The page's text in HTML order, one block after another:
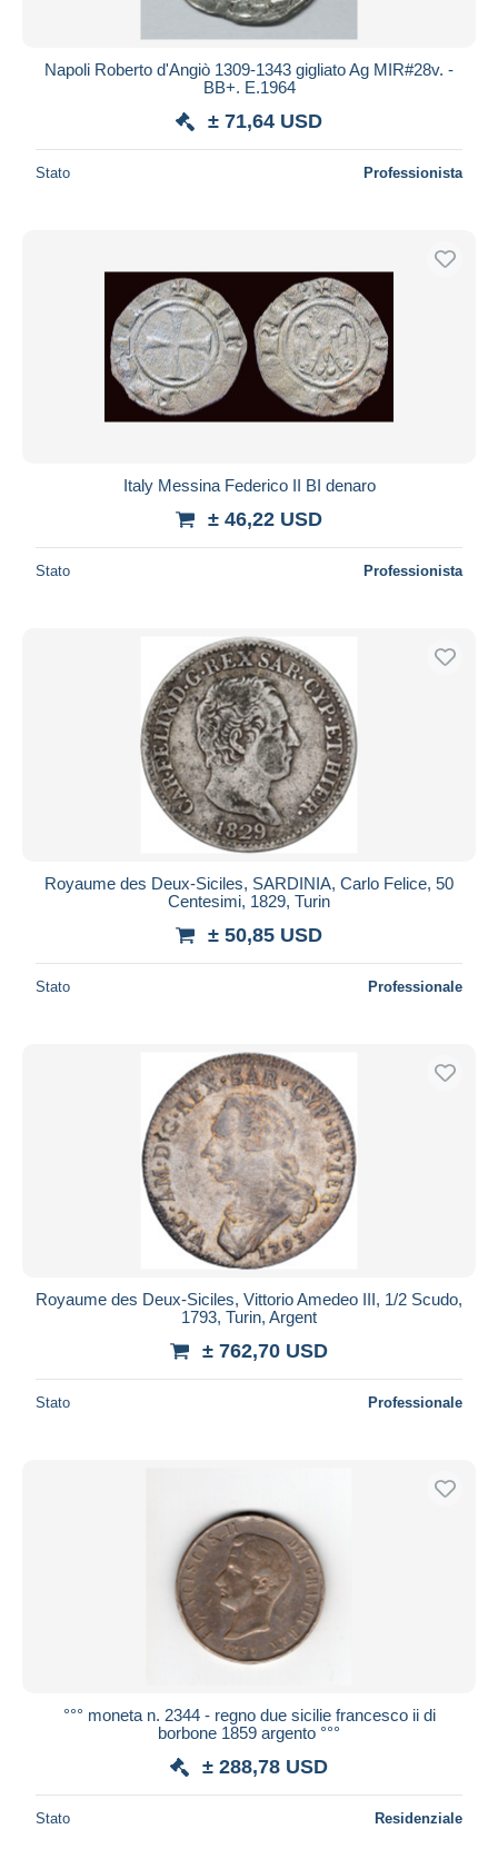
Napoli Roberto d'Angiò 1309-1343 gigliato Ag MIR#28v. -
BB+. E.1964
± 71,64 USD
Stato Professionista
Italy Messina Federico II BI denaro
± 46,22 USD
Stato Professionista
Royaume des Deux-Siciles, SARDINIA, Carlo Felice, 50
Centesimi, 1829, Turin
± 50,85 USD
Stato Professionale
Royaume des Deux-Siciles, Vittorio Amedeo III, 1/2 Scudo,
1793, Turin, Argent
± 762,70 USD
Stato Professionale
°°° moneta n. 2344 - regno due sicilie francesco ii di
borbone 1859 argento °°°
± 288,78 USD
Stato Residenziale